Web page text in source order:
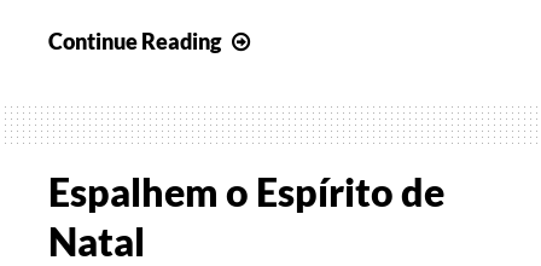
Continue Reading
terão
estes
pequenos
Espalhem o Espírito de
Natal